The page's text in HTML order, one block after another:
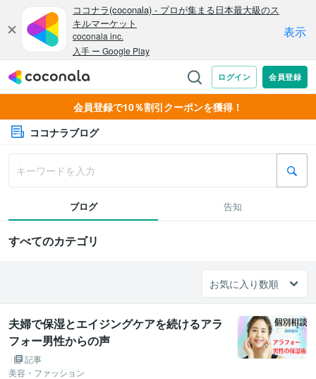
会員登録で10％割引クーポンを獲得！
ココナラブログ
ブログ 告知
すべてのカテゴリ
夫婦で保湿とエイジングケアを続けるアラ
フォー男性からの声
記事
美容・ファッション